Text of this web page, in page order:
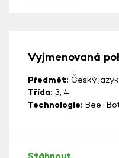
Vyjmenovaná
Předmět: Český
Třída: 3, 4,
Technologie: Bee-